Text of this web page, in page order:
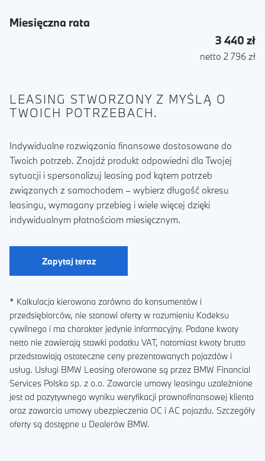
Miesięczna rata
3 440 zł
netto 2 796 zł
LEASING STWORZONY Z MYŚLĄ O
TWOICH POTRZEBACH.
Indywidualne rozwiązania finansowe dostosowane do
Twoich potrzeb. Znajdź produkt odpowiedni dla Twojej
sytuacji i spersonalizuj leasing pod kątem potrzeb
związanych z samochodem – wybierz długość okresu
leasingu, wymagany przebieg i wiele więcej dzięki
indywidualnym płatnościom miesięcznym.
Zapytaj teraz
* Kalkulacja kierowana zarówno do konsumentów i
przedsiębiorców, nie stanowi oferty w rozumieniu Kodeksu
cywilnego i ma charakter jedynie informacyjny. Podane kwoty
netto nie zawierają stawki podatku VAT, natomiast kwoty brutto
przedstawiają ostateczne ceny prezentowanych pojazdów i
usług. Usługi BMW Leasing oferowane są przez BMW Financial
Services Polska sp. z o.o. Zawarcie umowy leasingu uzależnione
jest od pozytywnego wyniku weryfikacji prawnofinansowej klienta
oraz zawarcia umowy ubezpieczenia OC i AC pojazdu. Szczegóły
oferty są dostępne u Dealerów BMW.